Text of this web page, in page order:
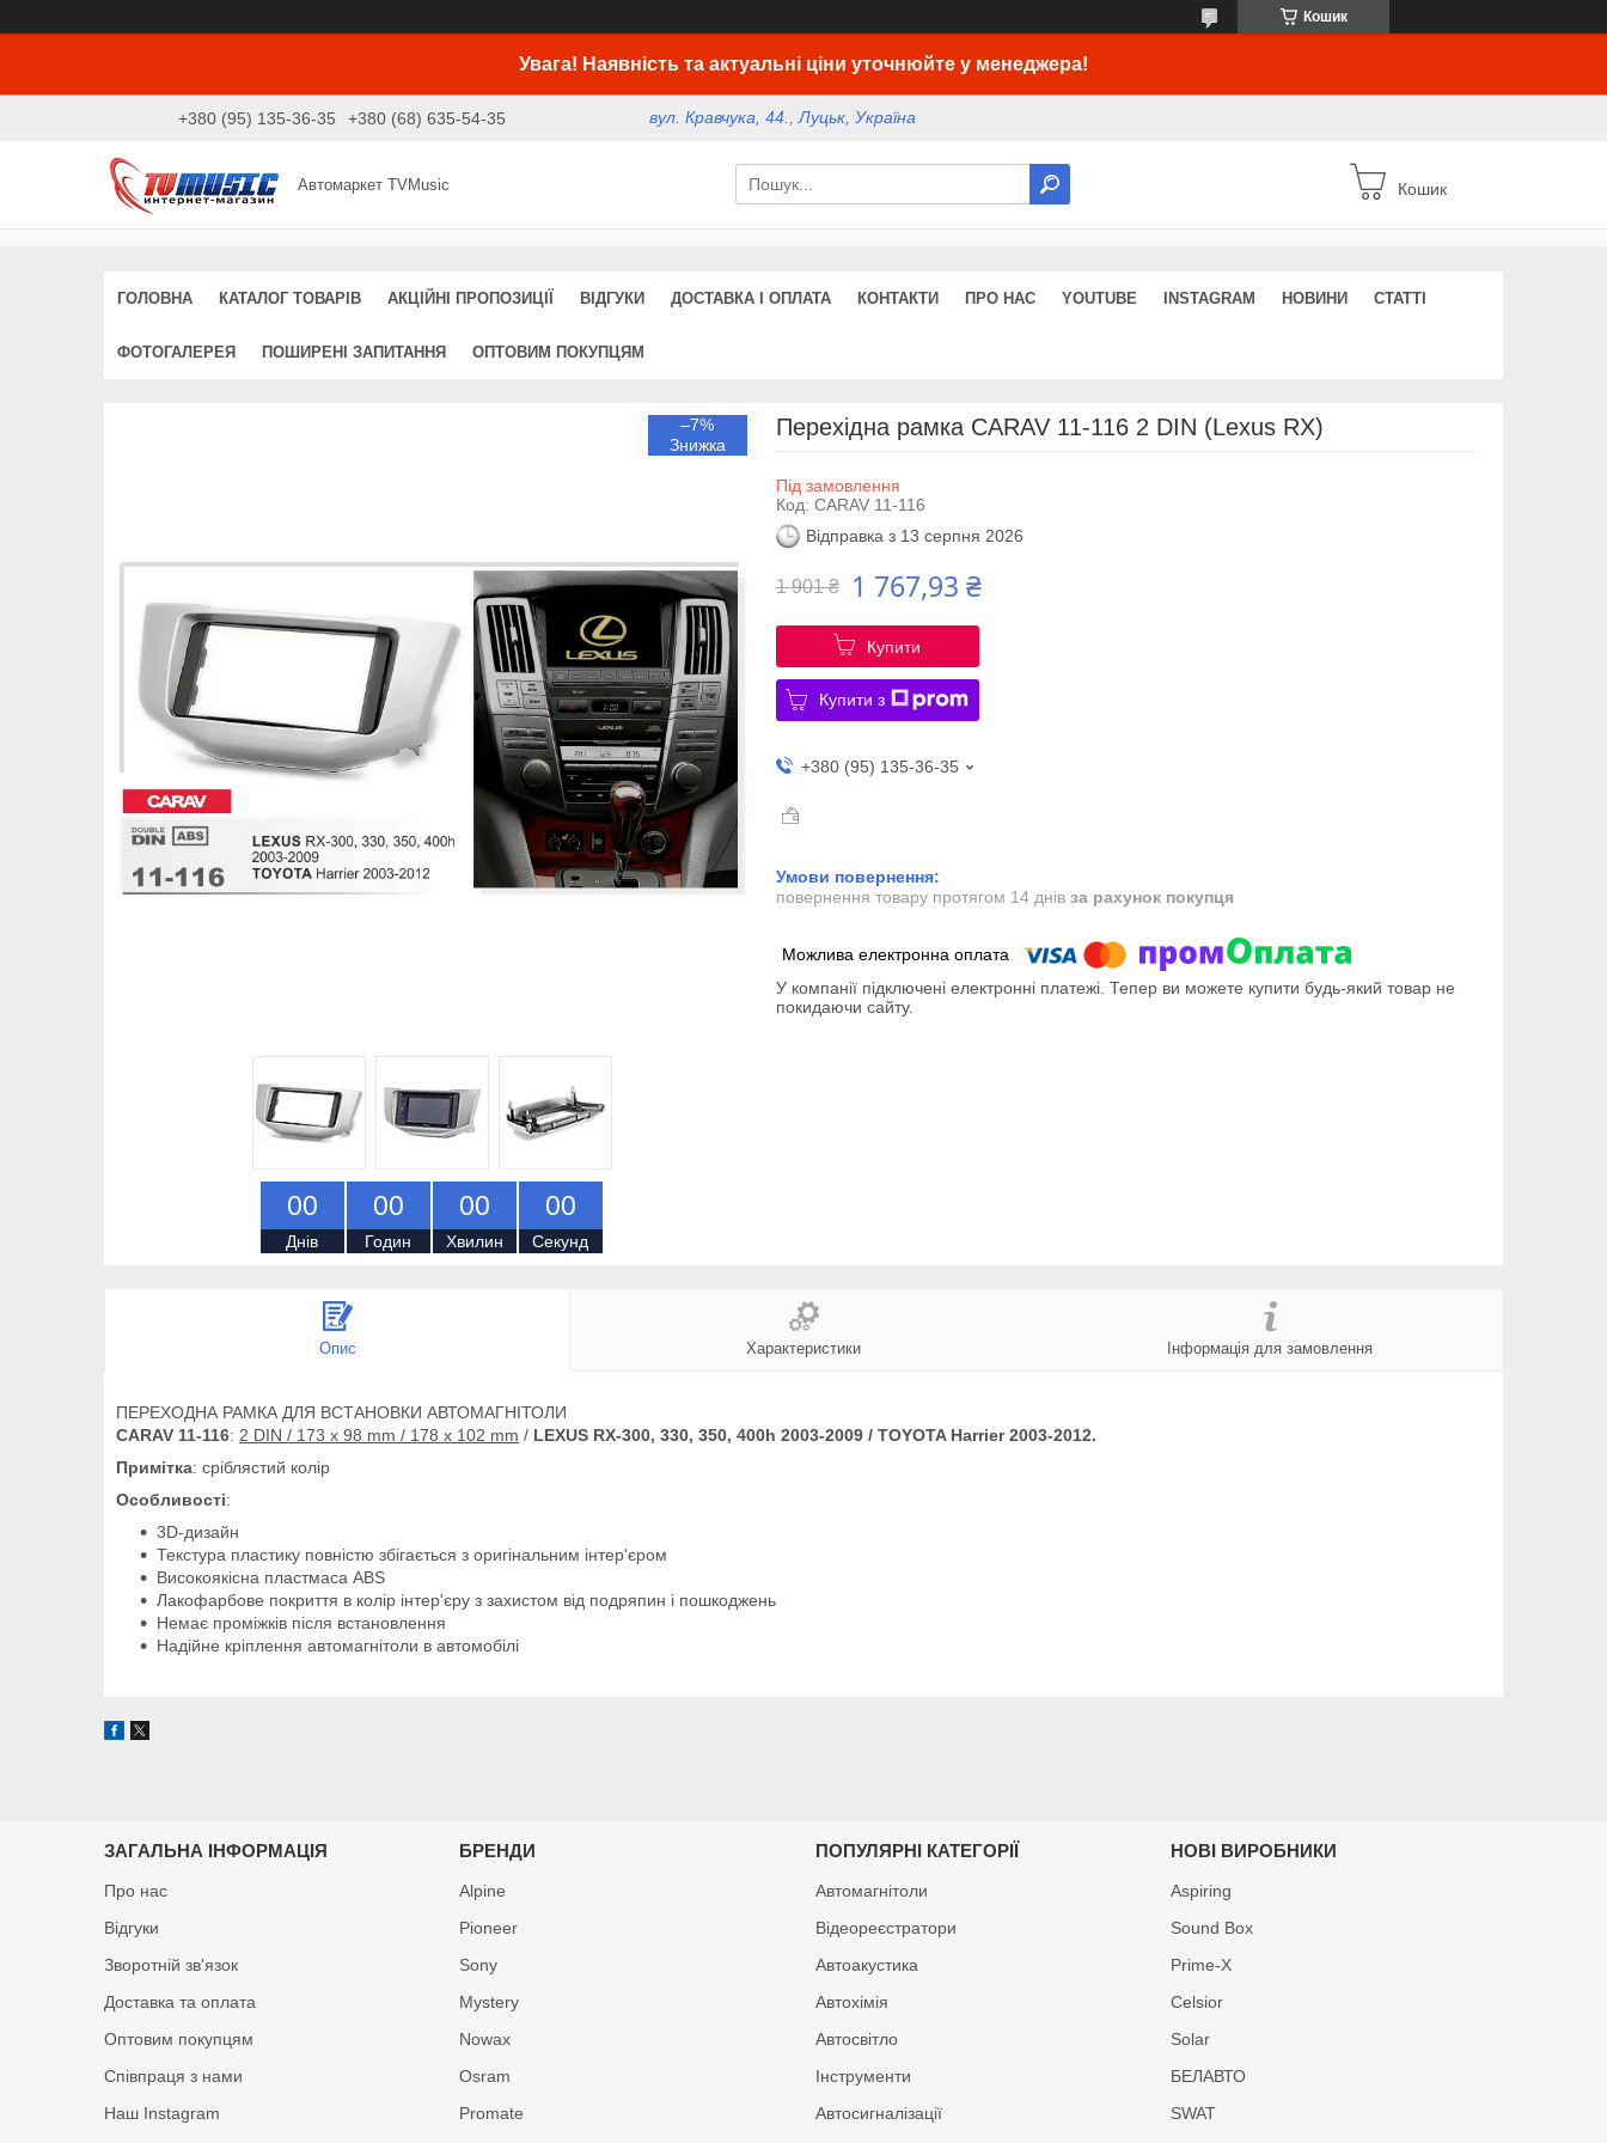
Кошик
Увага! Наявність та актуальні ціни уточнюйте у менеджера!
+380 (95) 135-36-35 +380 (68) 635-54-35 вул. Кравчука, 44., Луцьк, Україна
Автомаркет TVMusic Кошик
ГОЛОВНА КАТАЛОГ ТОВАРІВ АКЦІЙНІ ПРОПОЗИЦІЇ ВІДГУКИ ДОСТАВКА І ОПЛАТА КОНТАКТИ ПРО НАС YOUTUBE INSTAGRAM НОВИНИ СТАТТІ
ФОТОГАЛЕРЕЯ ПОШИРЕНІ ЗАПИТАННЯ ОПТОВИМ ПОКУПЦЯМ
–7%
00
Днів
00
Годин
00
Хвилин
00
Секунд
Перехідна рамка CARAV 11-116 2 DIN (Lexus RX)
Під замовлення
Код: CARAV 11-116
Відправка з 13 серпня 2026
1 901 ₴ 1 767,93 ₴
Купити
Купити з
+380 (95) 135-36-35
повернення товару протягом 14 днів за рахунок покупця
У компанії підключені електронні платежі. Тепер ви можете купити будь-який товар не
покидаючи сайту.
Опис Характеристики Інформація для замовлення
ПЕРЕХОДНА РАМКА ДЛЯ ВСТАНОВКИ АВТОМАГНІТОЛИ
CARAV 11-116: 2 DIN / 173 x 98 mm / 178 x 102 mm / LEXUS RX-300, 330, 350, 400h 2003-2009 / TOYOTA Harrier 2003-2012.
Примітка: сріблястий колір
Особливості:
3D-дизайн
Текстура пластику повністю збігається з оригінальним інтер'єром
Високоякісна пластмаса ABS
Лакофарбове покриття в колір інтер'єру з захистом від подряпин і пошкоджень
Немає проміжків після встановлення
Надійне кріплення автомагнітоли в автомобілі
ЗАГАЛЬНА ІНФОРМАЦІЯ
Про нас
Відгуки
Зворотній зв'язок
Доставка та оплата
Оптовим покупцям
Співпраця з нами
Наш Instagram
БРЕНДИ
Alpine
Pioneer
Sony
Mystery
Nowax
Osram
Promate
ПОПУЛЯРНІ КАТЕГОРІЇ
Автомагнітоли
Відеореєстратори
Автоакустика
Автохімія
Автосвітло
Інструменти
Автосигналізації
НОВІ ВИРОБНИКИ
Aspiring
Sound Box
Prime-X
Celsior
Solar
БЕЛАВТО
SWAT